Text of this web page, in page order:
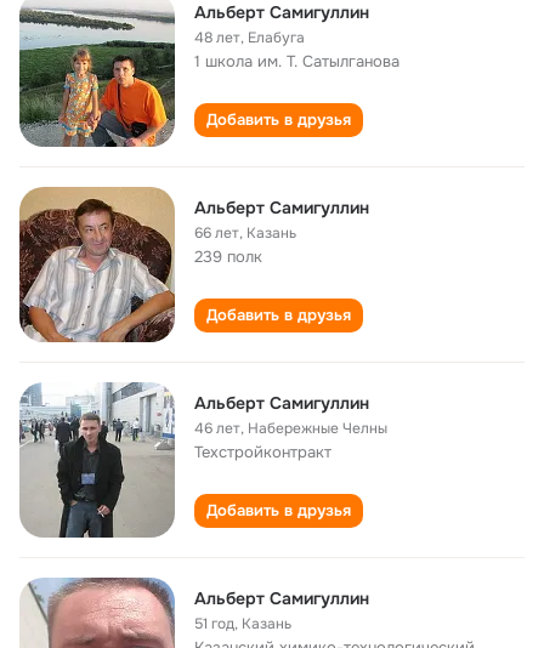
Альберт Самигуллин
48 лет, Елабуга
1 школа им. Т. Сатылганова
Добавить в друзья
Альберт Самигуллин
66 лет, Казань
239 полк
Добавить в друзья
Альберт Самигуллин
46 лет, Набережные Челны
Техстройконтракт
Добавить в друзья
Альберт Самигуллин
51 год, Казань